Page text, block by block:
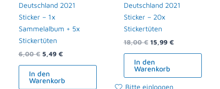
Deutschland 2021
Sticker – 1x
Sammelalbum + 5x
Stickertüten
6,00€ 5,49 €
In den
Warenkorb
Deutschland 2021
Sticker – 20x
Stickertüten
18,00€ 15,99 €
In den
Warenkorb
Bitte einloggen